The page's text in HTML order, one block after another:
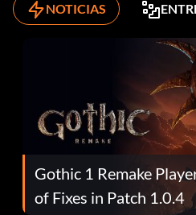
NOTICIAS
Gothic 1 Remake
of Fixes in Patch 1.0.4